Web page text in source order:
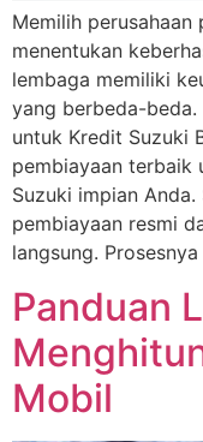
Memilih
menentukan
lembaga memiliki
yang berbeda-beda.
untuk Kredit Suzuki
pembiayaan terbaik
Suzuki impian
pembiayaan resmi
langsung.
Panduan
Mobil